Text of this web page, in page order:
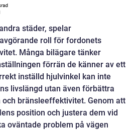
städer, spelar
roll för fordonets
Många bilägare tänker
förrän de känner av ett
inställd hjulvinkel kan inte
livslängd utan även förbättra
och bränsleeffektivitet. Genom att
position och justera dem vid
oväntade problem på vägen